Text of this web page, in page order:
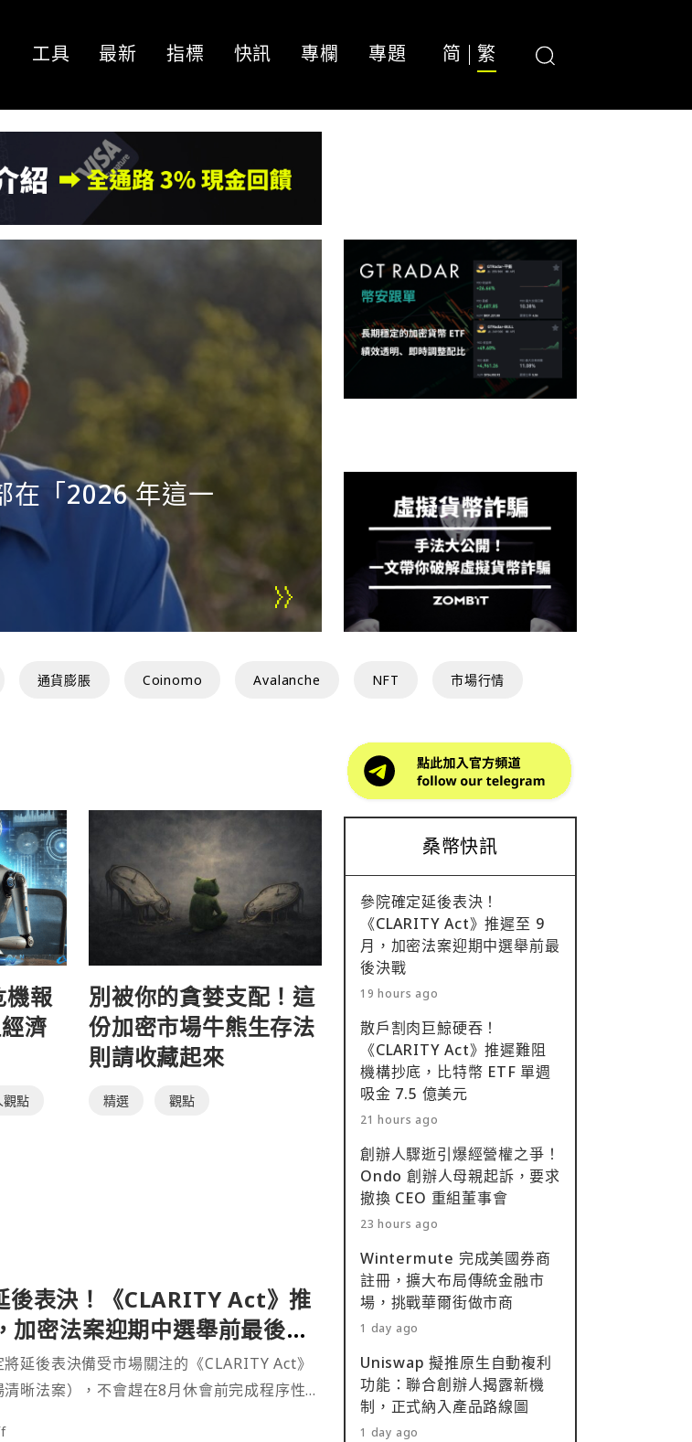
工具 最新 指標 快訊 專欄 專題 简 繁
在「2026 年這一
想買黃金再等等！美國銀行
是長線布局機會
通貨膨脹 Coinomo Avalanche NFT 市場行情
機報
濟
觀點
別被你的貪婪支配！這
份加密市場牛熊生存法
則請收藏起來
精選 觀點
後表決！《CLARITY Act》推
加密法案迎期中選舉前最後決
延後表決備受市場關注的《CLARITY Act》
清晰法案），不會趕在8月休會前完成程序性投
會9月中旬復會後處理。此舉意味⋯
桑幣快訊
參院確定延後表決！
《CLARITY Act》推遲至 9
月，加密法案迎期中選舉前最
後決戰
19 hours ago
散戶割肉巨鯨硬吞！
《CLARITY Act》推遲難阻
機構抄底，比特幣 ETF 單週
吸金 7.5 億美元
21 hours ago
創辦人驟逝引爆經營權之爭！
Ondo 創辦人母親起訴，要求
撤換 CEO 重組董事會
23 hours ago
Wintermute 完成美國券商
註冊，擴大布局傳統金融市
場，挑戰華爾街做市商
1 day ago
Uniswap 擬推原生自動複利
功能：聯合創辦人揭露新機
制，正式納入產品路線圖
1 day ago